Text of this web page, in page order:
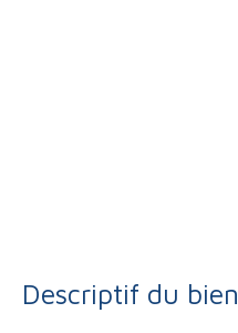
Descriptif du bien